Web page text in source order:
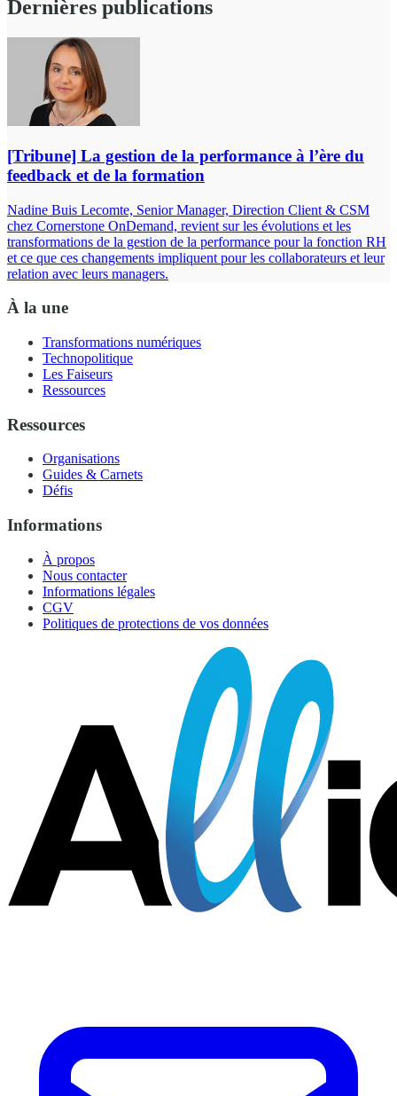
Dernières publications
[Tribune] La gestion de la performance à l’ère du
feedback et de la formation
Nadine Buis Lecomte, Senior Manager, Direction Client & CSM
chez Cornerstone OnDemand, revient sur les évolutions et les
transformations de la gestion de la performance pour la fonction RH
et ce que ces changements impliquent pour les collaborateurs et leur
relation avec leurs managers.
À la une
Transformations numériques
Technopolitique
Les Faiseurs
Ressources
Ressources
Organisations
Guides & Carnets
Défis
Informations
À propos
Nous contacter
Informations légales
CGV
Politiques de protections de vos données